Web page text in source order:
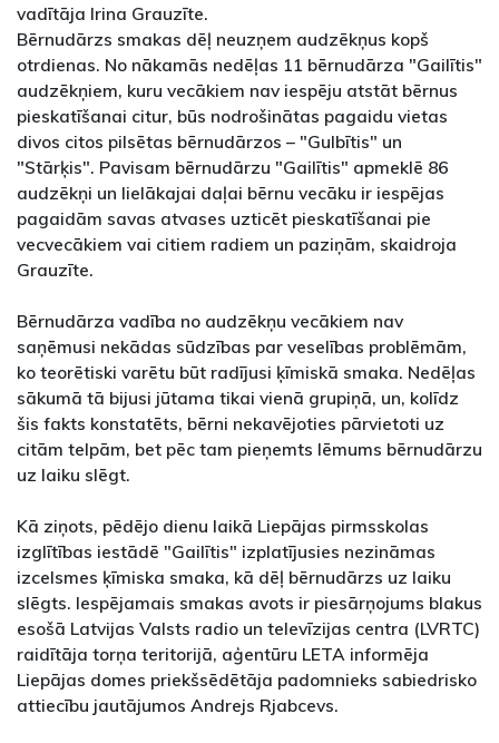
vadītāja Irina Grauzīte.
Bērnudārzs smakas dēļ neuzņem audzēkņus kopš
otrdienas. No nākamās nedēļas 11 bērnudārza "Gailītis"
audzēkņiem, kuru vecākiem nav iespēju atstāt bērnus
pieskatīšanai citur, būs nodrošinātas pagaidu vietas
divos citos pilsētas bērnudārzos – "Gulbītis" un
"Stārķis". Pavisam bērnudārzu "Gailītis" apmeklē 86
audzēkņi un lielākajai daļai bērnu vecāku ir iespējas
pagaidām savas atvases uzticēt pieskatīšanai pie
vecvecākiem vai citiem radiem un paziņām, skaidroja
Grauzīte.
Bērnudārza vadība no audzēkņu vecākiem nav
saņēmusi nekādas sūdzības par veselības problēmām,
ko teorētiski varētu būt radījusi ķīmiskā smaka. Nedēļas
sākumā tā bijusi jūtama tikai vienā grupiņā, un, kolīdz
šis fakts konstatēts, bērni nekavējoties pārvietoti uz
citām telpām, bet pēc tam pieņemts lēmums bērnudārzu
uz laiku slēgt.
Kā ziņots, pēdējo dienu laikā Liepājas pirmsskolas
izglītības iestādē "Gailītis" izplatījusies nezināmas
izcelsmes ķīmiska smaka, kā dēļ bērnudārzs uz laiku
slēgts. Iespējamais smakas avots ir piesārņojums blakus
esošā Latvijas Valsts radio un televīzijas centra (LVRTC)
raidītāja torņa teritorijā, aģentūru LETA informēja
Liepājas domes priekšsēdētāja padomnieks sabiedrisko
attiecību jautājumos Andrejs Rjabcevs.